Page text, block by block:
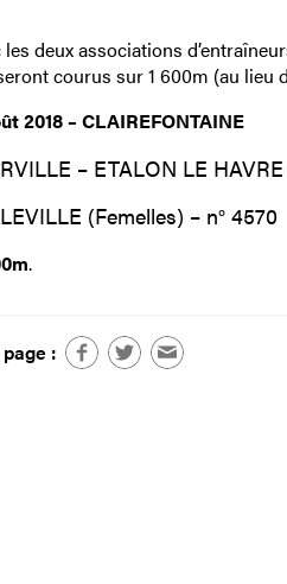
deux associations
courus sur 1 600m (au lieu
2018 – CLAIREFONTAINE
– ETALON LE
(Femelles) – n° 4570
.
: